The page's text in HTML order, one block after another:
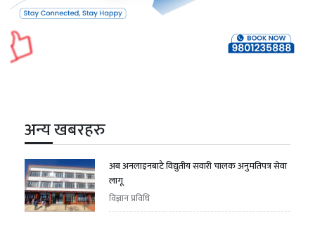
अन्य खबरहरु
अब अनलाइनबाटै विद्युतीय सवारी चालक अनुमतिपत्र सेवा
लागू
विज्ञान प्रविधि